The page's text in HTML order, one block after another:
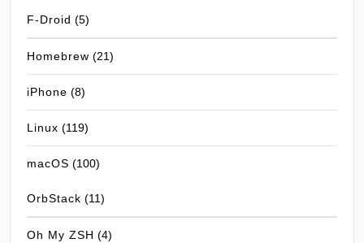
F-Droid (5)
Homebrew (21)
iPhone (8)
Linux (119)
macOS (100)
OrbStack (11)
Oh My ZSH (4)